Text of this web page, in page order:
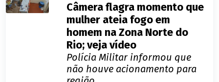
Câmera flagra momento que
mulher ateia fogo em
homem na Zona Norte do
Rio; veja vídeo
Polícia Militar informou que
não houve acionamento para